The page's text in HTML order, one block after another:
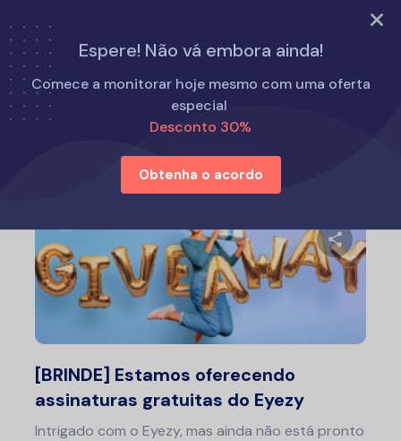
EXPERIMENTE AGORA
Espere! Não vá embora ainda!
Comece a monitorar hoje mesmo com uma oferta
especial
Desconto 30%
Obtenha o acordo
Início Notícias do setor
Notícias do setor
[BRINDE] Estamos oferecendo
assinaturas gratuitas do Eyezy
Intrigado com o Eyezy, mas ainda não está pronto